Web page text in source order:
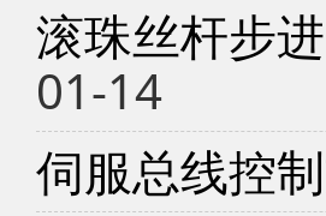
滚珠丝杆步
01-14
伺服总线控